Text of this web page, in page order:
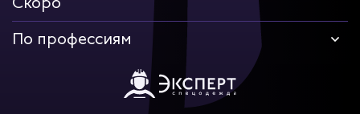
По профессиям